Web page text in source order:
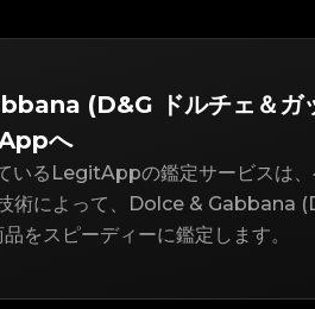
(D&G ドルチェ＆ガ
へ
いるLegitAppの鑑定サービスは
術によって、Dolce & Gabbana
をスピーディーに鑑定します。